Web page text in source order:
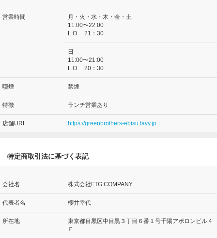
営業時間
月・火・水・木・金・土
11:00〜22:00
L.O. 21：30
日
11:00〜21:00
L.O. 20：30
喫煙 禁煙
特徴 ランチ営業あり
店舗URL https://greenbrothers-ebisu.favy.jp
特定商取引法に基づく表記
会社名 株式会社FTG COMPANY
代表者名 櫻井幸代
所在地
東京都目黒区中目黒３丁目６番１号千陽アポロンビル４
Ｆ